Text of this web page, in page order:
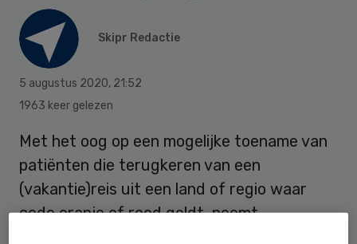
Skipr Redactie
5 augustus 2020, 21:52
1963 keer gelezen
Met het oog op een mogelijke toename van
patiënten die terugkeren van een
(vakantie)reis uit een land of regio waar
code oranje of rood geldt, neemt